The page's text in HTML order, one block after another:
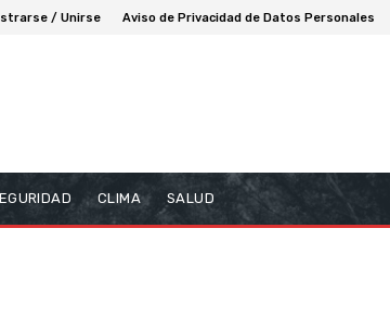
/ Unirse Aviso de Privacidad de Datos Personales
CLIMA SALUD